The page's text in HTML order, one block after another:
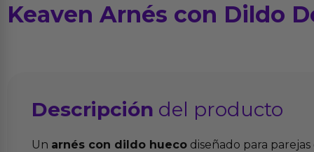
Keaven Arnés con Dildo
Descripción del producto
Un arnés con dildo hueco diseñado para